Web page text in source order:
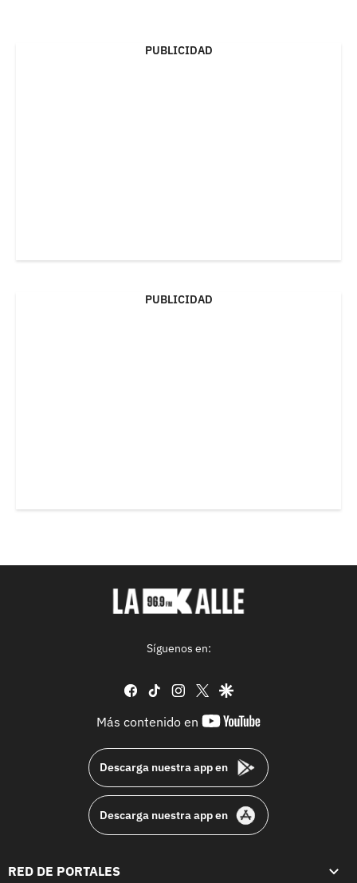
PUBLICIDAD
PUBLICIDAD
Síguenos en:
facebook
tiktok instagram
twittergoogle
Más contenido en
youtube-
Descarga nuestra app en
Descarga nuestra app en
RED DE PORTALES